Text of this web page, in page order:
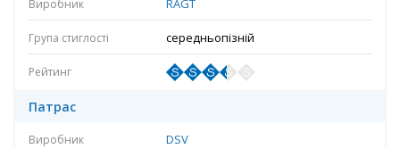
RAGT
середньопізній
Патрас
DSV